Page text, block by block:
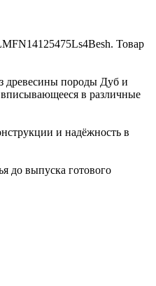
Товар
древесины породы Дуб и
в различные
и надёжность в
до выпуска готового